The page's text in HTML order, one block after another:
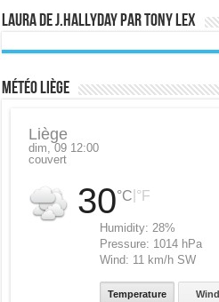
Laura de J.Hallyday par Tony Lex
Météo Liège
Liège
dim, 09 12:00
couvert
30°C °F
Humidity:28%
Pressure: 1014 hPa
Wind: 11 km/h SW
Temperature Wind